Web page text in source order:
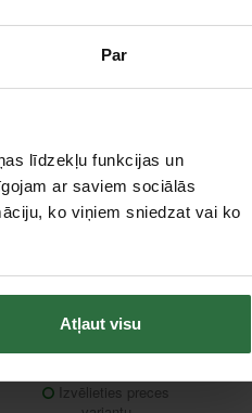
Par
līdzekļu funkcijas un
ar saviem sociālās
ko viņiem sniedzat vai ko
Atļaut visu
Piekaramā atslēga
Izvēlieties preces